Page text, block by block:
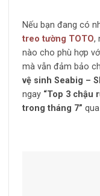
Nếu bạn đang có
treo tường TOTO,
nào cho phù hợp
mà vẫn đảm bảo
vệ sinh Seabig –
ngay “Top 3 chậu
trong tháng 7”